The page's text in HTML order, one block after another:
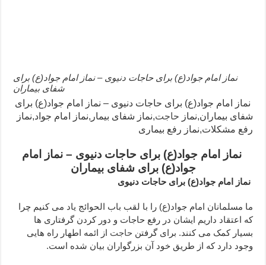
نماز امام جواد(ع) برای حاجات دنیوی – نماز امام جواد(ع) برای
شفای بیماران
نماز امام جواد(ع) برای حاجات دنیوی – نماز امام جواد(ع) برای
شفای بیماران,نماز حاجت,نماز شفای بیمار,نماز امام جواد,نماز
رفع مشکلات,نماز رفع بیماری
نماز امام جواد(ع) برای حاجات دنیوی – نماز امام
جواد(ع) برای شفای بیماران
نماز امام جواد(ع) برای حاجات دنیوی
ما مسلمانان امام جواد(ع) را با لقب باب الحوائج یاد می کنیم چرا
که اعتقاد داریم ایشان در رفع حاجات و دور کردن گرفتاری ها
بسیار کمک می کنند. برای گرفتن حاجت از ائمه اطهار راه هایی
وجود دارد که از طریق خود آن بزرگواران بیان شده است.